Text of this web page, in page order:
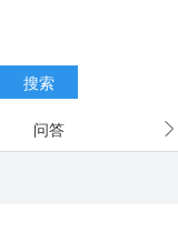
搜索
问答